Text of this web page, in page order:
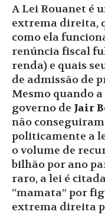
A Lei Rouanet é
extrema direita,
como ela
renúncia fiscal
renda) e quais
de admissão de
Mesmo quando
governo de Jair
não
politicamente a
o volume de
bilhão por ano
raro, a lei é
“mamata” por
extrema direita